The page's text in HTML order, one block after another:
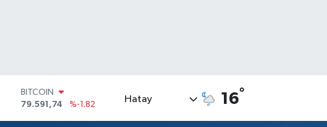
79.591,74
DOLAR
45,43620
%0.02
Hatay 16°